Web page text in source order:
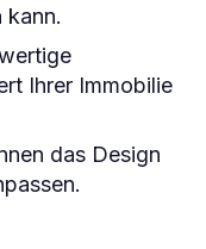
kann.
Ihrer Immobilie
das Design